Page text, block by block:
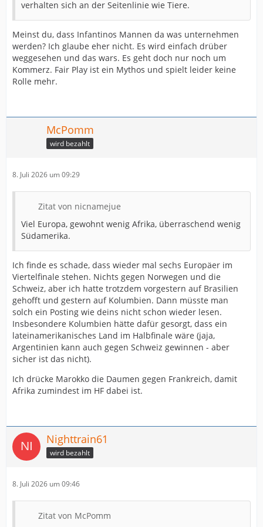
verhalten sich an der Seitenlinie wie Tiere.
Meinst du, dass Infantinos Mannen da was unternehmen
werden? Ich glaube eher nicht. Es wird einfach drüber
weggesehen und das wars. Es geht doch nur noch um
Kommerz. Fair Play ist ein Mythos und spielt leider keine
Rolle mehr.
McPomm
wird bezahlt
8. Juli 2026 um 09:29
Zitat von nicnamejue
Viel Europa, gewohnt wenig Afrika, überraschend wenig
Südamerika.
Ich finde es schade, dass wieder mal sechs Europäer im
Viertelfinale stehen. Nichts gegen Norwegen und die
Schweiz, aber ich hatte trotzdem vorgestern auf Brasilien
gehofft und gestern auf Kolumbien. Dann müsste man
solch ein Posting wie deins nicht schon wieder lesen.
Insbesondere Kolumbien hätte dafür gesorgt, dass ein
lateinamerikanisches Land im Halbfinale wäre (jaja,
Argentinien kann auch gegen Schweiz gewinnen - aber
sicher ist das nicht).
Ich drücke Marokko die Daumen gegen Frankreich, damit
Afrika zumindest im HF dabei ist.
Nighttrain61
wird bezahlt
8. Juli 2026 um 09:46
Zitat von McPomm